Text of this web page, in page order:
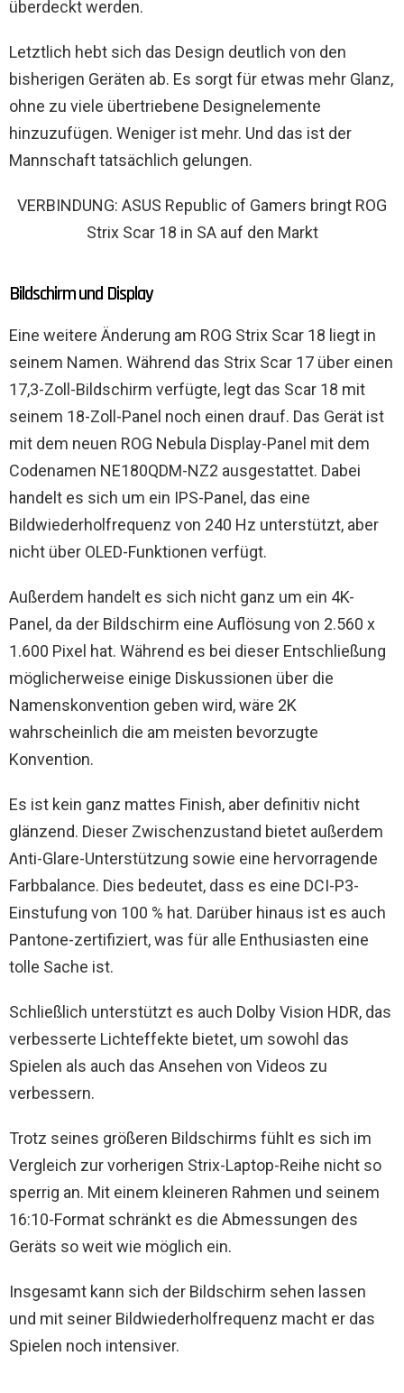
überdeckt werden.
Letztlich hebt sich das Design deutlich von den
bisherigen Geräten ab. Es sorgt für etwas mehr Glanz,
ohne zu viele übertriebene Designelemente
hinzuzufügen. Weniger ist mehr. Und das ist der
Mannschaft tatsächlich gelungen.
VERBINDUNG: ASUS Republic of Gamers bringt ROG
Strix Scar 18 in SA auf den Markt
Bildschirm und Display
Eine weitere Änderung am ROG Strix Scar 18 liegt in
seinem Namen. Während das Strix Scar 17 über einen
17,3-Zoll-Bildschirm verfügte, legt das Scar 18 mit
seinem 18-Zoll-Panel noch einen drauf. Das Gerät ist
mit dem neuen ROG Nebula Display-Panel mit dem
Codenamen NE180QDM-NZ2 ausgestattet. Dabei
handelt es sich um ein IPS-Panel, das eine
Bildwiederholfrequenz von 240 Hz unterstützt, aber
nicht über OLED-Funktionen verfügt.
Außerdem handelt es sich nicht ganz um ein 4K-
Panel, da der Bildschirm eine Auflösung von 2.560 x
1.600 Pixel hat. Während es bei dieser Entschließung
möglicherweise einige Diskussionen über die
Namenskonvention geben wird, wäre 2K
wahrscheinlich die am meisten bevorzugte
Konvention.
Es ist kein ganz mattes Finish, aber definitiv nicht
glänzend. Dieser Zwischenzustand bietet außerdem
Anti-Glare-Unterstützung sowie eine hervorragende
Farbbalance. Dies bedeutet, dass es eine DCI-P3-
Einstufung von 100 % hat. Darüber hinaus ist es auch
Pantone-zertifiziert, was für alle Enthusiasten eine
tolle Sache ist.
Schließlich unterstützt es auch Dolby Vision HDR, das
verbesserte Lichteffekte bietet, um sowohl das
Spielen als auch das Ansehen von Videos zu
verbessern.
Trotz seines größeren Bildschirms fühlt es sich im
Vergleich zur vorherigen Strix-Laptop-Reihe nicht so
sperrig an. Mit einem kleineren Rahmen und seinem
16:10-Format schränkt es die Abmessungen des
Geräts so weit wie möglich ein.
Insgesamt kann sich der Bildschirm sehen lassen
und mit seiner Bildwiederholfrequenz macht er das
Spielen noch intensiver.